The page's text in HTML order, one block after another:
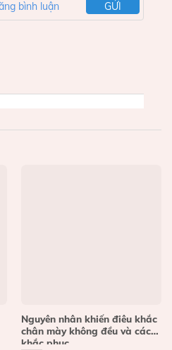
bình luận GỬI
Nguyên nhân khiến điêu khắc
chân mày không đều và cách
khắc phục